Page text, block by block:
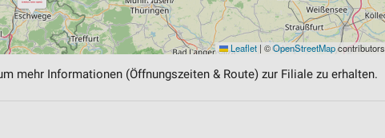
Leaflet | ©OpenStreetMapcontributors
mehr Informationen (Öffnungszeiten & Route) zur Filiale zu erhalten.